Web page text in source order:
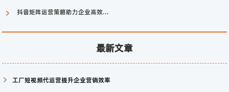
抖音矩阵运营策略助力企业高效获客
最新文章
工厂短视频代运营提升企业营销效率